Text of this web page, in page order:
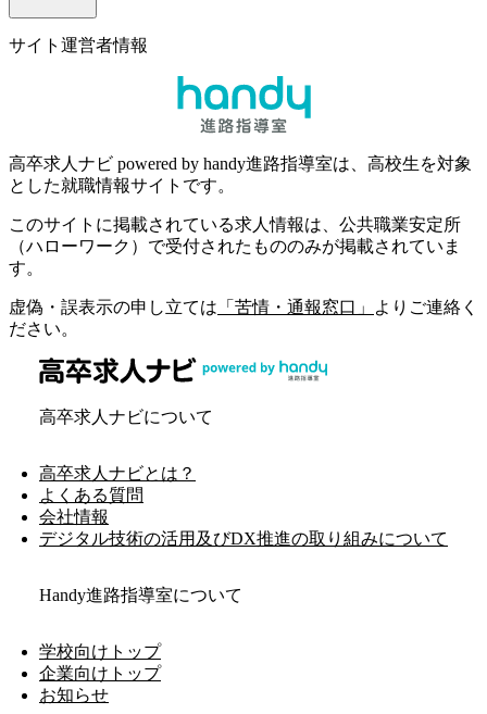
サイト運営者情報
高卒求人ナビ powered by handy進路指導室は、高校生を対象
とした就職情報サイトです。
このサイトに掲載されている求人情報は、公共職業安定所
（ハローワーク）で受付されたもののみが掲載されていま
す。
虚偽・誤表示の申し立ては 「苦情・通報窓口」
よりご連絡く
ださい。
高卒求人ナビについて
高卒求人ナビとは？
よくある質問
会社情報
デジタル技術の活用及びDX推進の取り組みについて
Handy進路指導室について
学校向けトップ
企業向けトップ
お知らせ